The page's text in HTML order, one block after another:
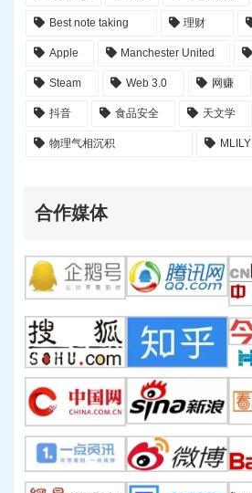
Best note taking 理财
Apple Manchester United
Steam Web 3.0 网赚
抖音 食品安全 天文学
物理气相沉积 MLILY
合作媒体